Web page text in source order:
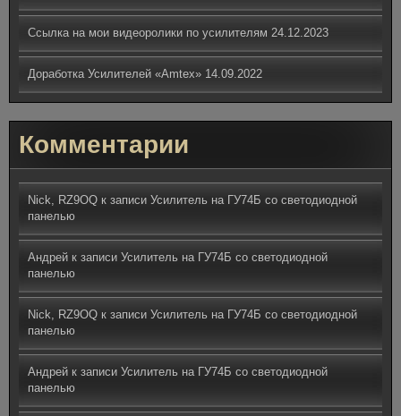
Ссылка на мои видеоролики по усилителям 24.12.2023
Доработка Усилителей «Amtex» 14.09.2022
Комментарии
Nick, RZ9OQ к записи Усилитель на ГУ74Б со светодиодной
панелью
Андрей к записи Усилитель на ГУ74Б со светодиодной
панелью
Nick, RZ9OQ к записи Усилитель на ГУ74Б со светодиодной
панелью
Андрей к записи Усилитель на ГУ74Б со светодиодной
панелью